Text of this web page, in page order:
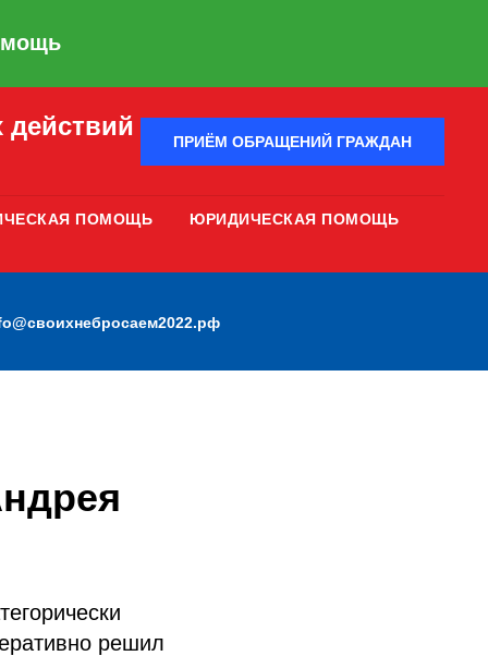
ПРИЁМ ОБРАЩЕНИЙ ГРАЖДАН
ПОМОЩЬ
ЮРИДИЧЕСКАЯ ПОМОЩЬ
решил